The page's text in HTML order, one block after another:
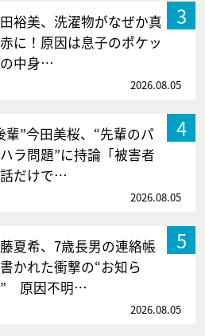
3
裕美、洗濯物がなぜか真
に！原因は息子のポケッ
の中身…
2026.08.05
4
輩”今田美桜、“先輩のパ
ラ問題”に持論「被害者
だけで…
2026.08.05
5
夏希、7歳長男の連絡帳
かれた衝撃の“お知ら
原因不明…
2026.08.05